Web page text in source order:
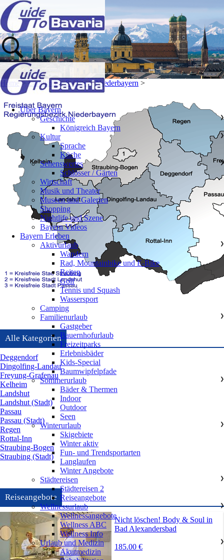
Home>Landkreise & Orte>Niederbayern >
Alle Kategorien
Deggendorf
Dingolfing-Landau
Freyung-Grafenau
Kelheim
Landshut
Landshut (Stadt)
Passau
Passau (Stadt)
Regen
Rottal-Inn
Straubing-Bogen
Straubing (Stadt)
Reiseangebote
Nicht löschen! Body & Soul in
Bad Alexandersbad
185.00 €
Über Bayern
Geschichte
❯
Königreich Bayern
Kultur
❯
Sprache
Küche
Sehenswertes
❯
Schlösser / Gärten
Wirtschaft
Musik und Theater
Museen und Galerien
Shopping
Nightlife und Szene
Bayern Videos
Bayern Erleben
Aktivurlaub
❯
Wandern
Rad, Mountainbike und E-Bike
Reiten
Golf
Tennis und Squash
Wassersport
Camping
Familienurlaub
❯
Gastgeber
Bauernhofurlaub
Freizeitparks
Erlebnisbäder
Kids-Special
Baumwipfelpfade
Sommerurlaub
❯
Bäder & Thermen
Indoor
Outdoor
Seen
Winterurlaub
❯
Skigebiete
Winter aktiv
Fun- und Trendsportarten
Langlaufen
Winter Angebote
Städtereisen
❯
Städtereisen 2
Reiseangebote
Wellnessurlaub
❯
Wellnessangebote
Wellness ABC
Wellness Info
Urlaub und Medizin
❯
Akutmedizin